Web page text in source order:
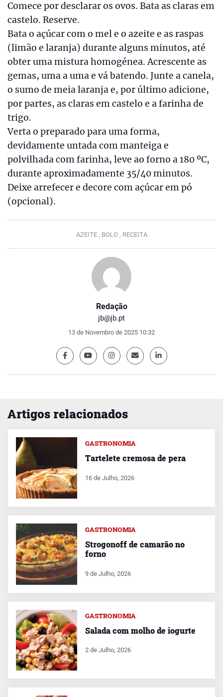
Redação
jb@jb.pt
13 de Novembro de 2025 10:32
Comece por desclarar os ovos. Bata as claras em
castelo. Reserve.
Bata o açúcar com o mel e o azeite e as raspas
(limão e laranja) durante alguns minutos, até
obter uma mistura homogénea. Acrescente as
gemas, uma a uma e vá batendo. Junte a canela,
o sumo de meia laranja e, por último adicione,
por partes, as claras em castelo e a farinha de
trigo.
Verta o preparado para uma forma,
devidamente untada com manteiga e
polvilhada com farinha, leve ao forno a 180 ºC,
durante aproximadamente 35/40 minutos.
Deixe arrefecer e decore com açúcar em pó
(opcional).
AZEITE , BOLO , RECEITA
Artigos relacionados
GASTRONOMIA
Tartelete cremosa de pera
16 de Julho, 2026
GASTRONOMIA
Strogonoff de camarão no
forno
9 de Julho, 2026
GASTRONOMIA
Salada com molho de iogurte
2 de Julho, 2026